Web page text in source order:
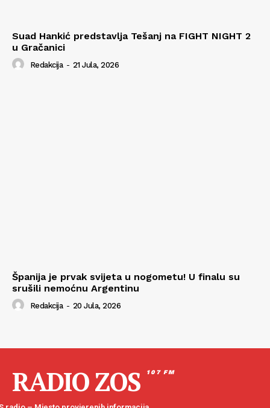
Suad Hankić predstavlja Tešanj na FIGHT NIGHT 2
u Gračanici
Redakcija - 21 Jula, 2026
Španija je prvak svijeta u nogometu! U finalu su
srušili nemoćnu Argentinu
Redakcija - 20 Jula, 2026
RADIO ZOS 107 FM